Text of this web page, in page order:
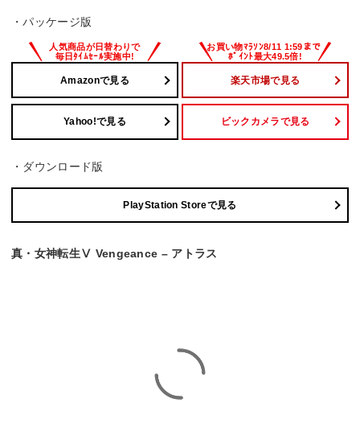
・パッケージ版
Amazonで見る 楽天市場で見る
Yahoo!で見る ビックカメラで見る
・ダウンロード版
PlayStation Storeで見る
真・女神転生Ⅴ Vengeance – アトラス